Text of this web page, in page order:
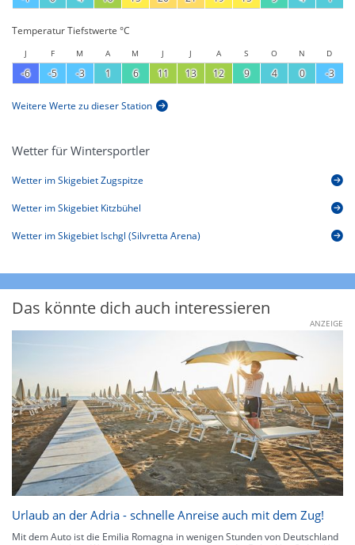
Temperatur Tiefstwerte °C
J F M A M J J A S O N D
-6 -5 -3 1 6 11 13 12 9 4 0 -3
Weitere Werte zu dieser Station
Wetter für Wintersportler
Wetter im Skigebiet Zugspitze
Wetter im Skigebiet Kitzbühel
Wetter im Skigebiet Ischgl (Silvretta Arena)
Das könnte dich auch interessieren
ANZEIGE
Urlaub an der Adria - schnelle Anreise auch mit dem Zug!
Mit dem Auto ist die Emilia Romagna in wenigen Stunden von Deutschland